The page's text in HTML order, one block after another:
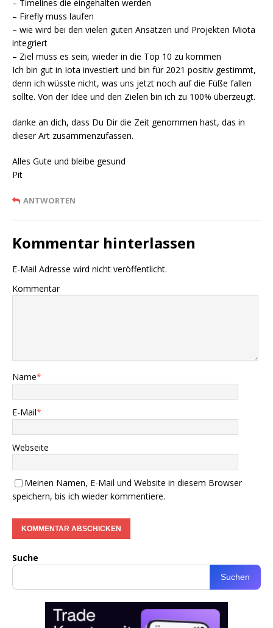
– Timelines die eingehalten werden
– Firefly muss laufen
– wie wird bei den vielen guten Ansätzen und Projekten Miota
integriert
– Ziel muss es sein, wieder in die Top 10 zu kommen
Ich bin gut in Iota investiert und bin für 2021 positiv gestimmt,
denn ich wüsste nicht, was uns jetzt noch auf die Füße fallen
sollte. Von der Idee und den Zielen bin ich zu 100% überzeugt.
danke an dich, dass Du Dir die Zeit genommen hast, das in
dieser Art zusammenzufassen.
Alles Gute und bleibe gesund
Pit
ANTWORTEN
Kommentar hinterlassen
E-Mail Adresse wird nicht veröffentlicht.
Kommentar
Name*
E-Mail*
Webseite
Meinen Namen, E-Mail und Website in diesem Browser
speichern, bis ich wieder kommentiere.
Suche
Suchen